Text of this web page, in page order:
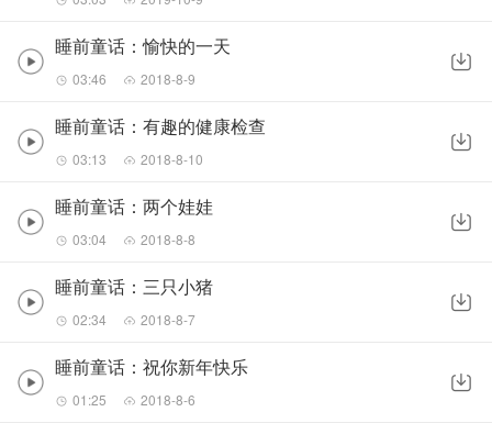
睡前童话：愉快的一天
03:46 2018-8-9
睡前童话：有趣的健康检查
03:13 2018-8-10
睡前童话：两个娃娃
03:04 2018-8-8
睡前童话：三只小猪
02:34 2018-8-7
睡前童话：祝你新年快乐
01:25 2018-8-6